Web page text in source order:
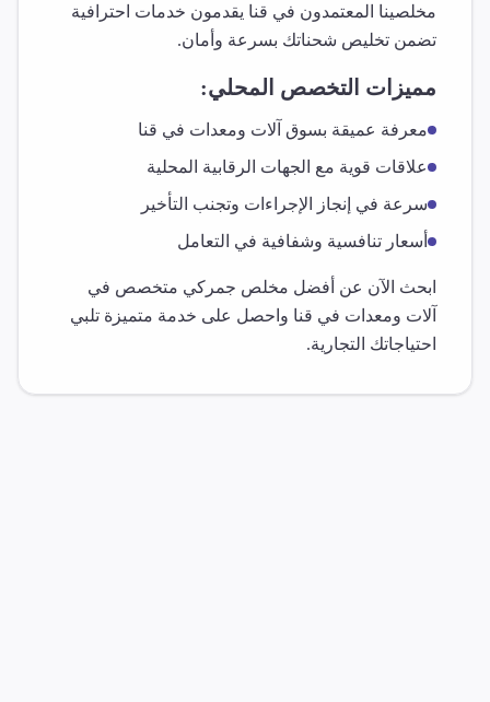
مخلصينا المعتمدون في قنا يقدمون خدمات احترافية
تضمن تخليص شحناتك بسرعة وأمان.
مميزات التخصص المحلي:
معرفة عميقة بسوق آلات ومعدات في قنا
علاقات قوية مع الجهات الرقابية المحلية
سرعة في إنجاز الإجراءات وتجنب التأخير
أسعار تنافسية وشفافية في التعامل
ابحث الآن عن أفضل مخلص جمركي متخصص في
آلات ومعدات في قنا واحصل على خدمة متميزة تلبي
احتياجاتك التجارية.